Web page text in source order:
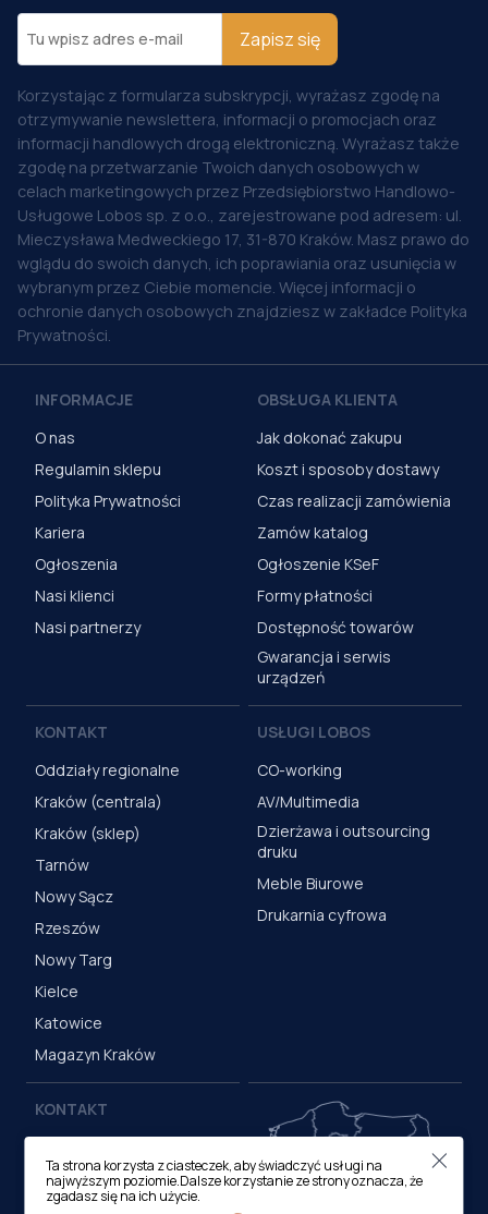
Zapisz się
Korzystając z formularza subskrypcji, wyrażasz zgodę na
otrzymywanie newslettera, informacji o promocjach oraz
informacji handlowych drogą elektroniczną. Wyrażasz także
zgodę na przetwarzanie Twoich danych osobowych w
celach marketingowych przez Przedsiębiorstwo Handlowo-
Usługowe Lobos sp. z o.o., zarejestrowane pod adresem: ul.
Mieczysława Medweckiego 17, 31-870 Kraków. Masz prawo do
wglądu do swoich danych, ich poprawiania oraz usunięcia w
wybranym przez Ciebie momencie. Więcej informacji o
ochronie danych osobowych znajdziesz w zakładce Polityka
Prywatności.
INFORMACJE
O nas
Regulamin sklepu
Polityka Prywatności
Kariera
Ogłoszenia
Nasi klienci
Nasi partnerzy
OBSŁUGA KLIENTA
Jak dokonać zakupu
Koszt i sposoby dostawy
Czas realizacji zamówienia
Zamów katalog
Ogłoszenie KSeF
Formy płatności
Dostępność towarów
Gwarancja i serwis
urządzeń
KONTAKT
Oddziały regionalne
Kraków (centrala)
Kraków (sklep)
Tarnów
Nowy Sącz
Rzeszów
Nowy Targ
Kielce
Katowice
Magazyn Kraków
USŁUGI LOBOS
CO-working
AV/Multimedia
Dzierżawa i outsourcing
druku
Meble Biurowe
Drukarnia cyfrowa
KONTAKT
ul. M. Medweckiego 17, 31-
870 Kraków
Ta strona korzysta z ciasteczek, aby świadczyć usługi na
najwyższym poziomie.Dalsze korzystanie ze strony oznacza, że
zgadasz się na ich użycie.